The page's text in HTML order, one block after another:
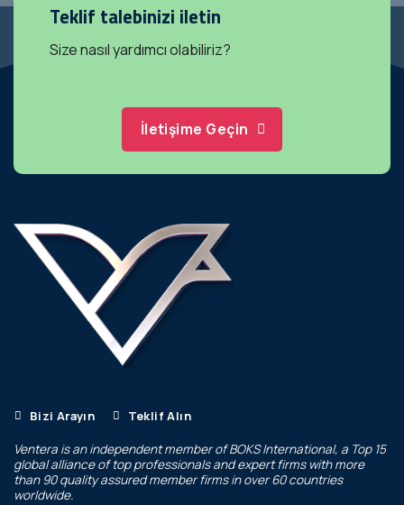
Teklif talebinizi iletin
Size nasıl yardımcı olabiliriz?
İletişime Geçin
Bizi Arayın Teklif Alın
Ventera is an independent member ofBOKS International, a Top 15
global alliance of top professionals and expert firms with more
than 90 quality assured member firms in over 60 countries
worldwide.